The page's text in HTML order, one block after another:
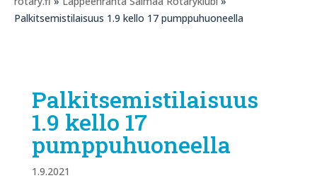
Palkitsemistilaisuus 1.9 kello 17 pumppuhuoneella
Palkitsemistilaisuus
1.9 kello 17
pumppuhuoneella
1.9.2021